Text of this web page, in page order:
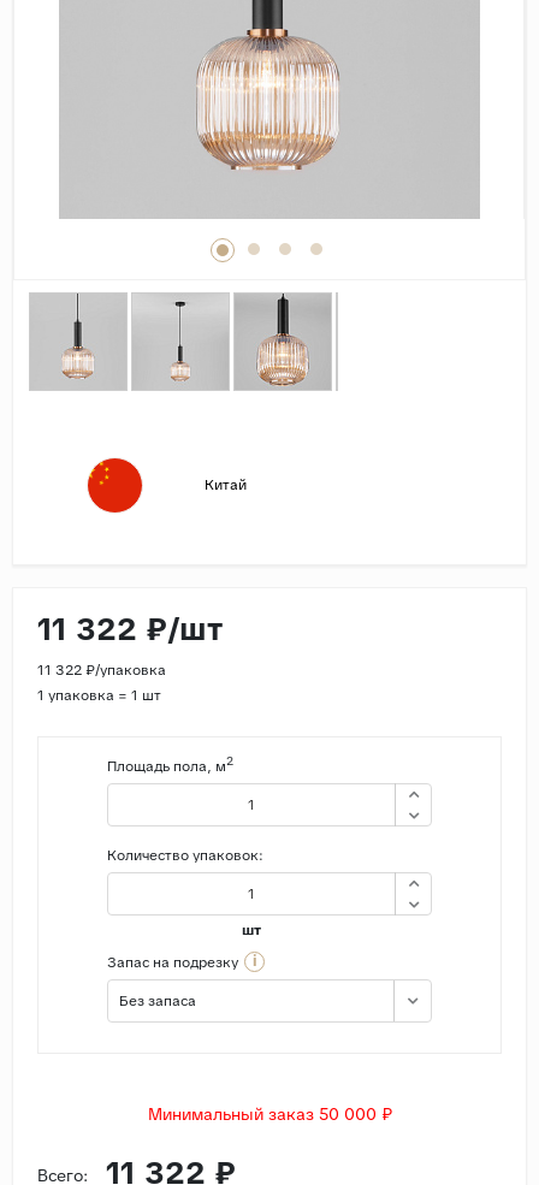
Моноколор
Испания
Китай
11 322 ₽/шт
11 322 ₽/упаковка
1 упаковка = 1 шт
Площадь пола, м2
Количество упаковок:
шт
Запас на подрезку
i
Без запаса
Минимальный заказ 50 000 ₽
Всего: 11 322 ₽